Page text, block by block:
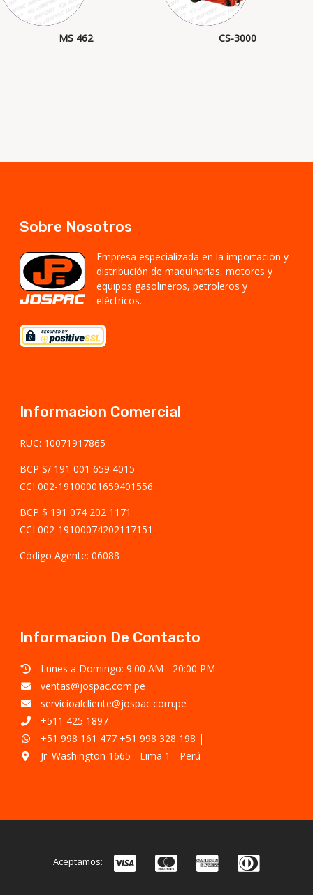
MS 462 CS-3000
Sobre Nosotros
Empresa especializada en la importación y
distribución de maquinarias, motores y
equipos gasolineros, petroleros y
eléctricos.
Informacion Comercial
RUC: 10071917865
BCP S/ 191 001 659 4015
CCI 002-19100001659401556
BCP $ 191 074 202 1171
CCI 002-19100074202117151
Código Agente: 06088
Informacion De Contacto
Lunes a Domingo: 9:00 AM - 20:00 PM
ventas@jospac.com.pe
servicioalcliente@jospac.com.pe
+511 425 1897
+51 998 161 477 +51 998 328 198 |
Jr. Washington 1665 - Lima 1 - Perú
Aceptamos: